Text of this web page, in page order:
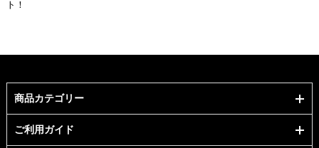
ト！
商品カテゴリー
ご利用ガイド